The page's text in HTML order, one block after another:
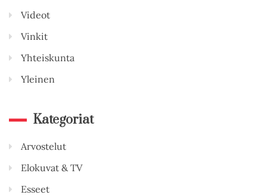
Videot
Vinkit
Yhteiskunta
Yleinen
Kategoriat
Arvostelut
Elokuvat & TV
Esseet